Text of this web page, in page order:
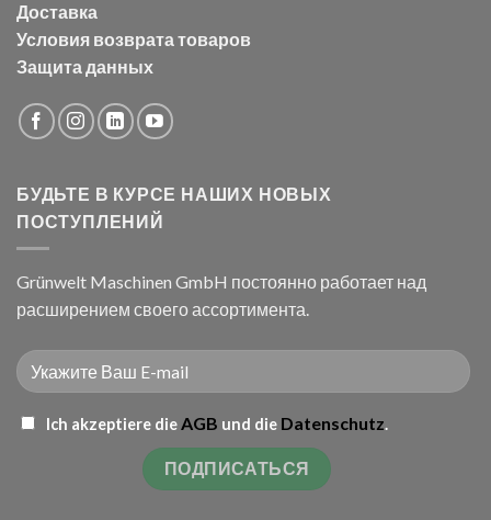
Доставка
Условия возврата товаров
Защита данных
БУДЬТЕ В КУРСЕ НАШИХ НОВЫХ
ПОСТУПЛЕНИЙ
Grünwelt Maschinen GmbH постоянно работает над
расширением своего ассортимента.
Ich akzeptiere dieAGB und die Datenschutz.